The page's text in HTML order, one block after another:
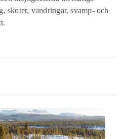
skoter, vandringar, svamp- och